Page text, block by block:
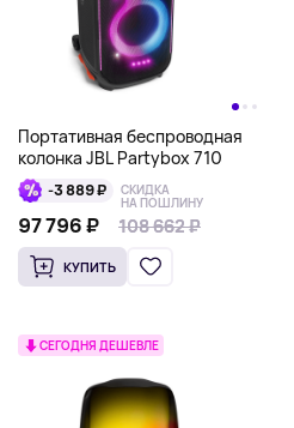
Портативная беспроводная
колонка JBL Partybox 710
-3 889 ₽ СКИДКА
НА ПОШЛИНУ
108 662 ₽
97 796 ₽ 108 662 ₽
КУПИТЬ
СЕГОДНЯ ДЕШЕВЛЕ